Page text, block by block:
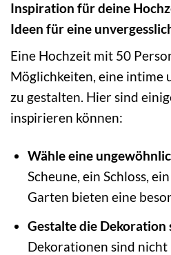
Inspiration für deine
Ideen für eine
Eine Hochzeit mit 50
Möglichkeiten, eine intime
zu gestalten. Hier sind
inspirieren können:
Wähle eine
Scheune, ein Schloss,
Garten bieten eine
Gestalte die Dekoration
Dekorationen sind